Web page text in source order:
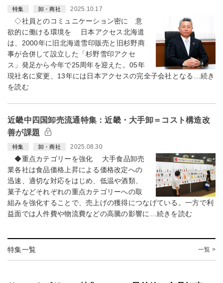
特集 卸・商社 2025.10.17
◇社員とのコミュニケーション密に 意
欲的に働ける環境を 日本アクセス北海道
は、2000年に旧北海道雪印販売と旧杉野商
事が合併して設立した「杉野雪印アクセ
ス」発足から今年で25周年を迎えた。05年
現社名に変更、13年には日本アクセスの完全子会社となる…続き
を読む
近畿中四国卸売流通特集：近畿・大手卸＝コスト構造改
善が課題
特集 卸・商社 2025.08.30
◆重点カテゴリーを強化 大手食品卸売
業各社は食品価格上昇による価格改定への
迅速、適切な対応をはじめ、低温や酒類、
菓子などそれぞれの重点カテゴリーへの取
組みを強化することで、売上げの獲得につなげている。一方で利
益面では人件費や物流費などの高騰の影響に…続きを読む
特集一覧 一覧 >